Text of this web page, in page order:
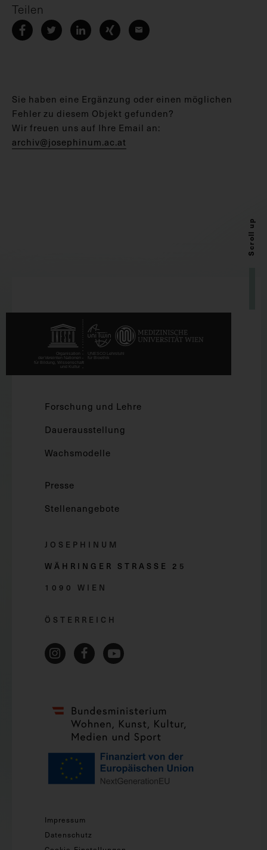
Teilen
Sie haben eine Ergänzung oder einen möglichen
Fehler zu diesem Objekt gefunden?
Wir freuen uns auf Ihre Email an:
archiv@josephinum.ac.at
Scroll up
Forschung und Lehre
Dauerausstellung
Wachsmodelle
Presse
Stellenangebote
JOSEPHINUM
WÄHRINGER STRASSE 2 5
1090 WIEN
ÖSTERREICH
Impressum
Datenschutz